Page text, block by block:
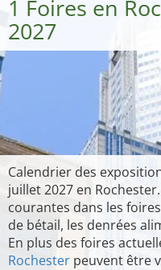
1 Foires en
2027
Calendrier des
juillet 2027 en
courantes dans les
de bétail, les denrées
En plus des foires
Rochester peuvent être